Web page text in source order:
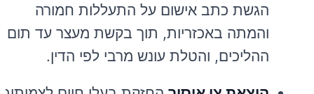
הגשת כתב אישום על התעללות חמורה
והמתה באכזריות, תוך בקשת מעצר עד תום
ההליכים, והטלת עונש מרבי לפי הדין.